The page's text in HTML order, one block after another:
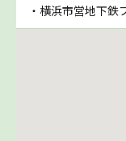
・横浜市営地下鉄